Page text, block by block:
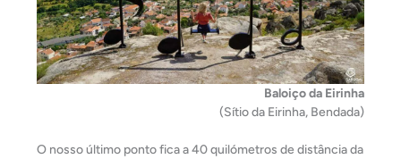
Baloiço da Eirinha
(Sítio da Eirinha, Bendada)
O nosso último ponto fica a 40 quilómetros de distância da